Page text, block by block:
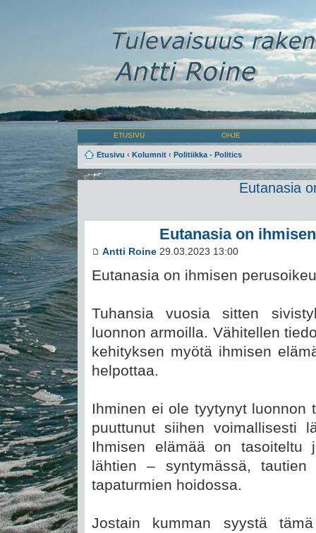
ETUSIVU OHJE
Etusivu ‹ Kolumnit ‹ Politiikka - Politics
Eutanasia
Eutanasia on
Antti Roine 29.03.2023 13:00
Eutanasia on ihmisen
Tuhansia vuosia sitten
luonnon armoilla. Vähitellen
kehityksen myötä ihmisen
helpottaa.
Ihminen ei ole tyytynyt luonnon
puuttunut siihen voimallisesti
Ihmisen elämää on tasoiteltu
lähtien – syntymässä,
tapaturmien hoidossa.
Jostain kumman syystä